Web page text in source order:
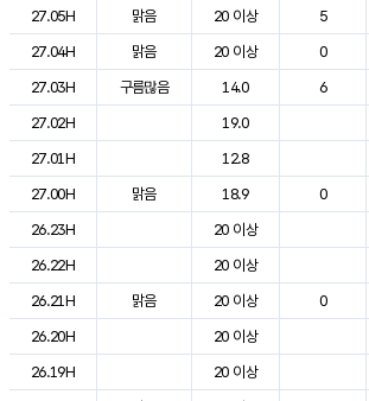
27.05H
맑음 20 이상 5
27.04H
맑음 20 이상 0
27.03H
구름많음 14.0 6
27.02H
19.0
27.01H
12.8
27.00H
맑음 18.9 0
26.23H
20 이상
26.22H
20 이상
26.21H
맑음 20 이상 0
26.20H
20 이상
26.19H
20 이상